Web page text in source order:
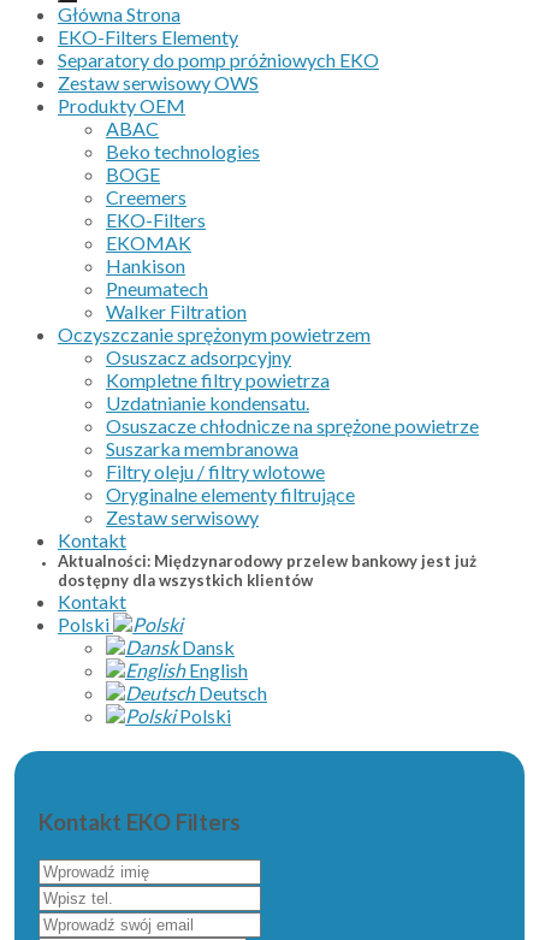
Główna Strona
EKO-Filters Elementy
Separatory do pomp próżniowych EKO
Zestaw serwisowy OWS
Produkty OEM
ABAC
Beko technologies
BOGE
Creemers
EKO-Filters
EKOMAK
Hankison
Pneumatech
Walker Filtration
Oczyszczanie sprężonym powietrzem
Osuszacz adsorpcyjny
Kompletne filtry powietrza
Uzdatnianie kondensatu.
Osuszacze chłodnicze na sprężone powietrze
Suszarka membranowa
Filtry oleju / filtry wlotowe
Oryginalne elementy filtrujące
Zestaw serwisowy
Kontakt
Aktualności: Międzynarodowy przelew bankowy jest już
dostępny dla wszystkich klientów
Kontakt
Polski
Dansk
English
Deutsch
Polski
Kontakt EKO Filters
Wprowadź
imię
Wpisz
tel.
Wprowadź